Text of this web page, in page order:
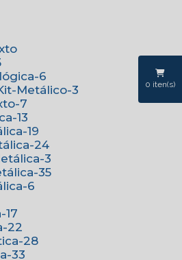
6
Metálico-3
7
13
19
24
3
35
6
17
22
28
33
0 iten(s)